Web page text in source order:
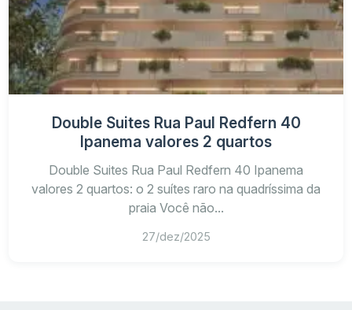
Double Suites Rua Paul Redfern 40
Ipanema valores 2 quartos
Double Suites Rua Paul Redfern 40 Ipanema
valores 2 quartos: o 2 suítes raro na quadríssima da
praia Você não...
27/dez/2025